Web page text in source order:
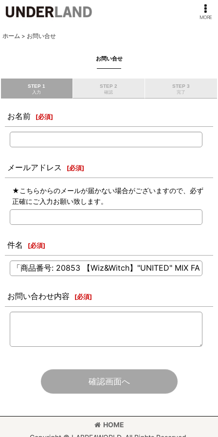
MORE
ホーム > お問い合せ
お問い合せ
STEP 1
入力
STEP 2
確認
STEP 3
完了
お名前 [必須]
メールアドレス [必須]
★こちらからのメールが届かない場合がございますので、必ず
正確にご入力お願い致します。
件名 [必須]
お問い合わせ内容 [必須]
確認画面へ
HOME